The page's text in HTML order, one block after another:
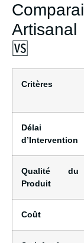
🆚
Critères
Délai
d’Intervention
Qualité du
Produit
Coût